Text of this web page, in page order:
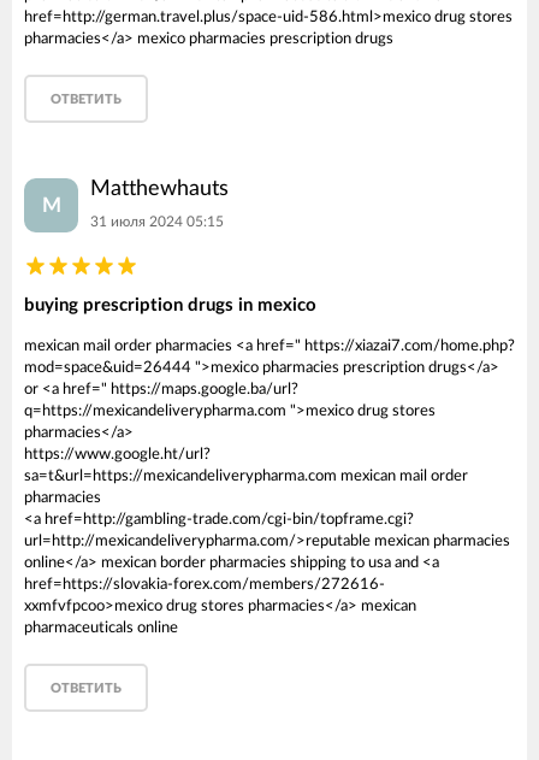
href=http://german.travel.plus/space-uid-586.html>mexico drug stores
pharmacies</a> mexico pharmacies prescription drugs
ОТВЕТИТЬ
M
Matthewhauts
31 июля 2024 05:15
buying prescription drugs in mexico
mexican mail order pharmacies <a href=" https://xiazai7.com/home.php?
mod=space&uid=26444 ">mexico pharmacies prescription drugs</a>
or <a href=" https://maps.google.ba/url?
q=https://mexicandeliverypharma.com ">mexico drug stores
pharmacies</a>
https://www.google.ht/url?
sa=t&url=https://mexicandeliverypharma.com mexican mail order
pharmacies
<a href=http://gambling-trade.com/cgi-bin/topframe.cgi?
url=http://mexicandeliverypharma.com/>reputable mexican pharmacies
online</a> mexican border pharmacies shipping to usa and <a
href=https://slovakia-forex.com/members/272616-
xxmfvfpcoo>mexico drug stores pharmacies</a> mexican
pharmaceuticals online
ОТВЕТИТЬ